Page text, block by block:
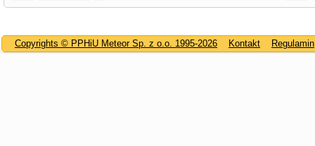
Copyrights © PPHiU Meteor Sp. z o.o. 1995-2026 Kontakt Regulamin